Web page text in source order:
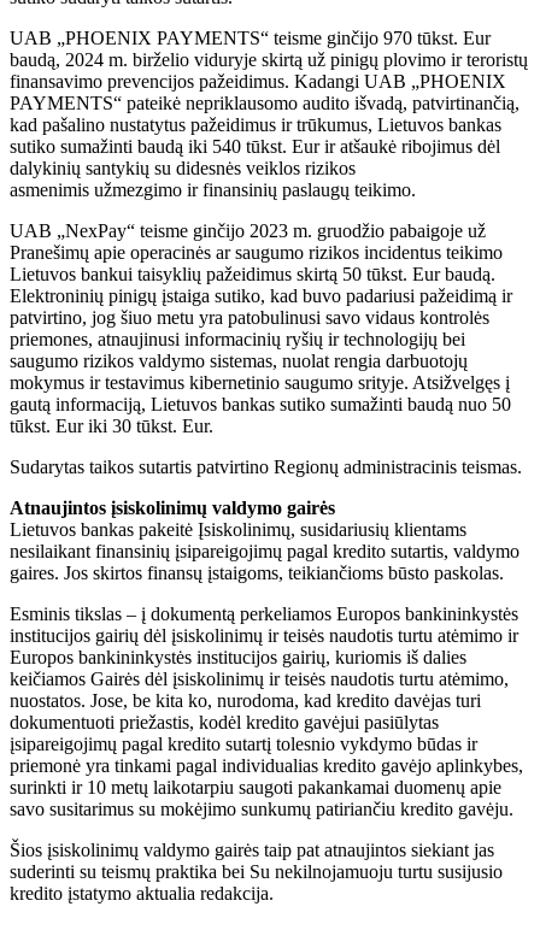
UAB „PHOENIX PAYMENTS“ teisme ginčijo 970 tūkst. Eur
baudą, 2024 m. birželio viduryje skirtą už pinigų plovimo ir teroristų
finansavimo prevencijos pažeidimus. Kadangi UAB „PHOENIX
PAYMENTS“ pateikė nepriklausomo audito išvadą, patvirtinančią,
kad pašalino nustatytus pažeidimus ir trūkumus, Lietuvos bankas
sutiko sumažinti baudą iki 540 tūkst. Eur ir atšaukė ribojimus dėl
dalykinių santykių su didesnės veiklos rizikos
asmenimis užmezgimo ir finansinių paslaugų teikimo.
UAB „NexPay“ teisme ginčijo 2023 m. gruodžio pabaigoje už
Pranešimų apie operacinės ar saugumo rizikos incidentus teikimo
Lietuvos bankui taisyklių pažeidimus skirtą 50 tūkst. Eur baudą.
Elektroninių pinigų įstaiga sutiko, kad buvo padariusi pažeidimą ir
patvirtino, jog šiuo metu yra patobulinusi savo vidaus kontrolės
priemones, atnaujinusi informacinių ryšių ir technologijų bei
saugumo rizikos valdymo sistemas, nuolat rengia darbuotojų
mokymus ir testavimus kibernetinio saugumo srityje. Atsižvelgęs į
gautą informaciją, Lietuvos bankas sutiko sumažinti baudą nuo 50
tūkst. Eur iki 30 tūkst. Eur.
Sudarytas taikos sutartis patvirtino Regionų administracinis teismas.
Atnaujintos įsiskolinimų valdymo gairės
Lietuvos bankas pakeitė Įsiskolinimų, susidariusių klientams
nesilaikant finansinių įsipareigojimų pagal kredito sutartis, valdymo
gaires. Jos skirtos finansų įstaigoms, teikiančioms būsto paskolas.
Esminis tikslas – į dokumentą perkeliamos Europos bankininkystės
institucijos gairių dėl įsiskolinimų ir teisės naudotis turtu atėmimo ir
Europos bankininkystės institucijos gairių, kuriomis iš dalies
keičiamos Gairės dėl įsiskolinimų ir teisės naudotis turtu atėmimo,
nuostatos. Jose, be kita ko, nurodoma, kad kredito davėjas turi
dokumentuoti priežastis, kodėl kredito gavėjui pasiūlytas
įsipareigojimų pagal kredito sutartį tolesnio vykdymo būdas ir
priemonė yra tinkami pagal individualias kredito gavėjo aplinkybes,
surinkti ir 10 metų laikotarpiu saugoti pakankamai duomenų apie
savo susitarimus su mokėjimo sunkumų patiriančiu kredito gavėju.
Šios įsiskolinimų valdymo gairės taip pat atnaujintos siekiant jas
suderinti su teismų praktika bei Su nekilnojamuoju turtu susijusio
kredito įstatymo aktualia redakcija.